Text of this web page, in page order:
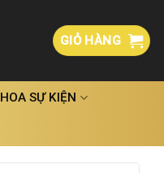
GIỎ HÀNG
HOA SỰ KIỆN